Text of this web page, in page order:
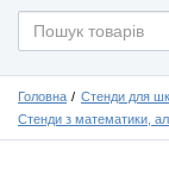
Головна Стенди для
Стенди з математики,